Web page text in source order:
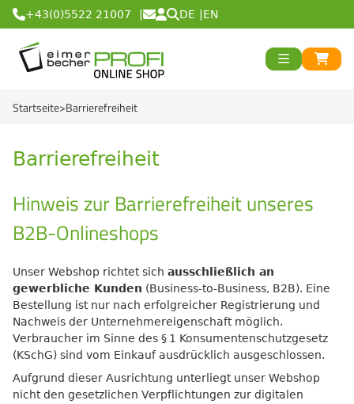
+43(0)5522 21007 DE EN
Startseite Barrierefreiheit
Barrierefreiheit
Hinweis zur Barrierefreiheit unseres
B2B-Onlineshops
Unser Webshop richtet sich ausschließlich an
gewerbliche Kunden (Business-to-Business, B2B). Eine
Bestellung ist nur nach erfolgreicher Registrierung und
Nachweis der Unternehmereigenschaft möglich.
Verbraucher im Sinne des § 1 Konsumentenschutzgesetz
(KSchG) sind vom Einkauf ausdrücklich ausgeschlossen.
Aufgrund dieser Ausrichtung unterliegt unser Webshop
nicht den gesetzlichen Verpflichtungen zur digitalen
Green Line
Recycling
Gefahrgut
GrassBased
Transparent
NatureBased
Mehrweg
Logiflex Big (ab
Recycling
GrassBased
Becher